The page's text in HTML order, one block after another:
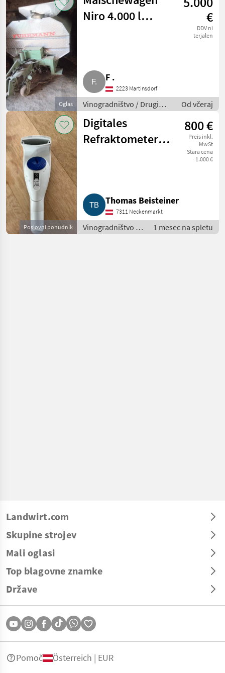
Oglas
Niro 4.000 l
€
DDV ni
terjalen
F .
2223 Martinsdorf
Vinogradništvo / Drugi
stroji za vinogradništvo
Od včeraj
Poslovni ponudnik
Digitales
Refraktometer
800 €
Preis inkl.
MwSt
Stara cena
1.000 €
Thomas Beisteiner
7311 Neckenmarkt
Vinogradništvo /
Drugi stroji za
1 mesec na spletu
Landwirt.com
Skupine strojev
Mali oglasi
Top blagovne znamke
Države
Pomoč Österreich | EUR